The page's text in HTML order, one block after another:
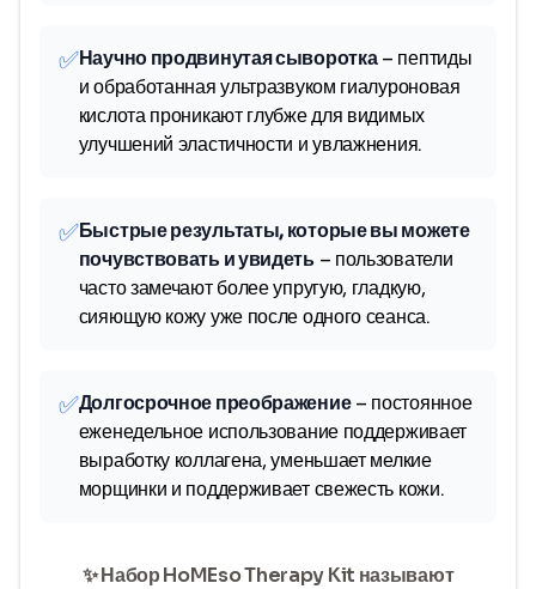
✅Научно продвинутая сыворотка– пептиды
и обработанная ультразвуком гиалуроновая
кислота проникают глубже для видимых
улучшений эластичности и увлажнения.
✅Быстрые результаты, которые вы можете
почувствовать и увидеть– пользователи
часто замечают более упругую, гладкую,
сияющую кожу уже после одного сеанса.
✅Долгосрочное преображение– постоянное
еженедельное использование поддерживает
выработку коллагена, уменьшает мелкие
морщинки и поддерживает свежесть кожи.
✨ Набор HoMEso Therapy Kit называют